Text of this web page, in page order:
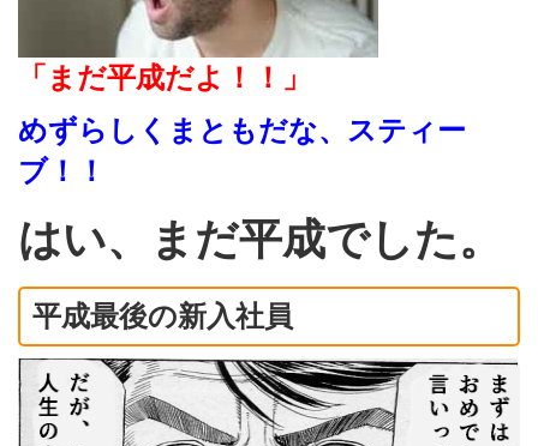
「まだ平成だよ！！」
めずらしくまともだな、スティー
ブ！！
はい、まだ平成でした。
平成最後の新入社員